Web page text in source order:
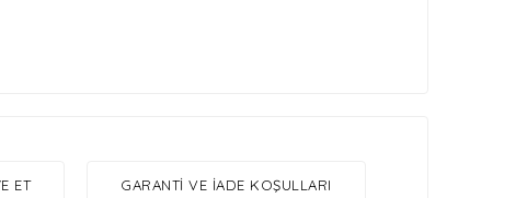
ET GARANTI VE İADE KOŞULLARI